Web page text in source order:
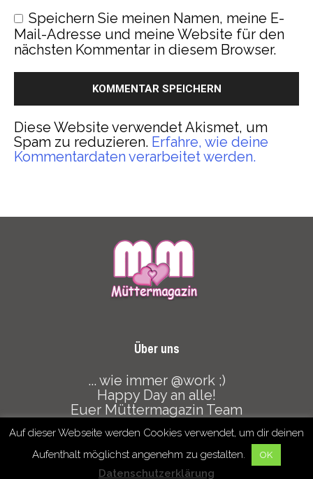
Speichern Sie meinen Namen, meine E-
Mail-Adresse und meine Website für den
nächsten Kommentar in diesem Browser.
Diese Website verwendet Akismet, um
Spam zu reduzieren. Erfahre, wie deine
Kommentardaten verarbeitet werden.
Über uns
... wie immer @work ;)
Happy Day an alle!
Euer Müttermagazin Team
Datenschutz Haftungsausschluss Mediadaten
© copyright 2020 - muettermagazin.com
Auf dieser Webseite werden Cookies verwendet, um dir deinen
Aufenthalt möglichst angenehm zu gestalten.
OK
Datenschutzerklärung